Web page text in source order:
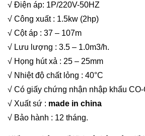
√ Điện áp: 1P/220V-50HZ
√ Công xuất : 1.5kw (2hp)
√ Cột áp : 37 – 107m
√ Lưu lượng : 3.5 – 1.0m3/h.
√ Họng hút xả : 25 – 25mm
√ Nhiệt độ chất lỏng : 40°C
√ Có giấy chứng nhận nhập khẩu CO-
√ Xuất sứ : made in china
√ Bảo hành : 12 tháng.